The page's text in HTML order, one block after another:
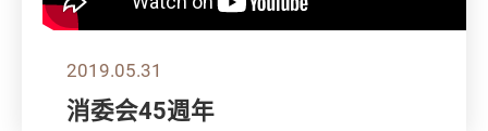
2019.05.31
消委会45週年